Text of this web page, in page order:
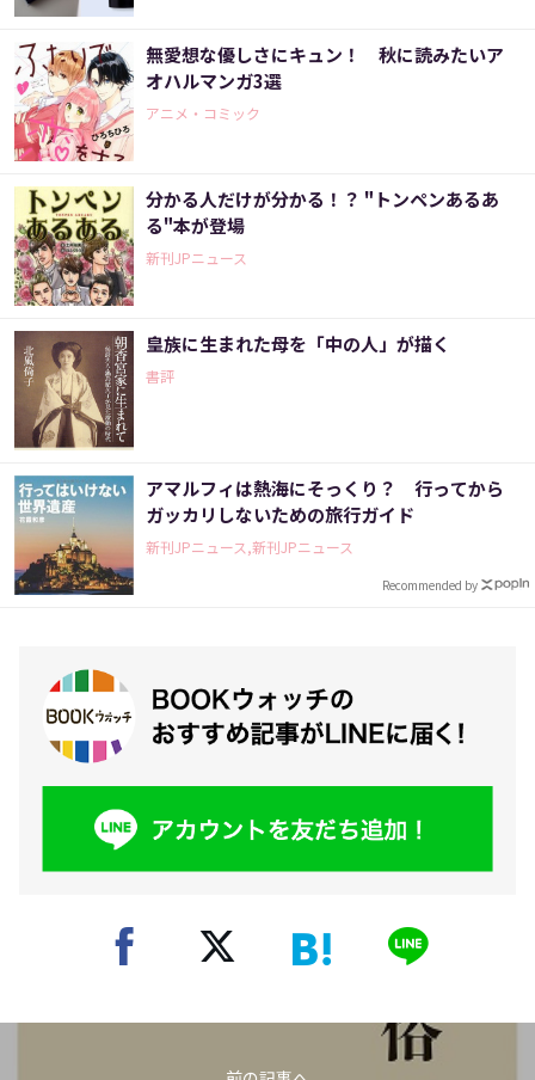
無愛想な優しさにキュン！ 秋に読みたいア
オハルマンガ3選
アニメ・コミック
分かる人だけが分かる！？ "トンペンあるあ
る"本が登場
新刊JPニュース
皇族に生まれた母を「中の人」が描く
書評
アマルフィは熱海にそっくり？ 行ってから
ガッカリしないための旅行ガイド
新刊JPニュース,新刊JPニュース
Recommended by